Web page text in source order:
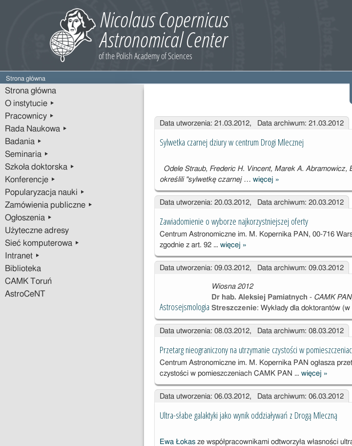
Strona główna
Strona główna
O instytucie ▸
Pracownicy ▸
Rada Naukowa ▸
Badania ▸
Seminaria ▸
Szkoła doktorska ▸
Konferencje ▸
Popularyzacja nauki ▸
Zamówienia publiczne ▸
Ogłoszenia ▸
Użyteczne adresy
Sieć komputerowa ▸
Intranet ▸
Biblioteka
CAMK Toruń
AstroCeNT
Wpisy
Data utworzenia: 21.03.2012, Data archiwum: 21.03.2012
Sylwetka czarnej dziury w centrum Drogi Mlecznej
Odele Straub, Frederic H. Vincent, Marek A. Abramowicz,
określili "sylwetkę czarnej … więcej Sylwetka
czarnej dziury
w centrum
»
Data utworzenia: 20.03.2012, Data archiwum: 20.03.2012
Zawiadomienie o wyborze najkorzystniejszej oferty
Centrum Astronomiczne im. M. Kopernika PAN, 00-716
zgodnie z art. 92 … więcej Zawiadomienie
o wyborze
najkorzystniejs
»
Data utworzenia: 09.03.2012, Data archiwum: 09.03.2012
Astrosejsmologia
Wiosna 2012
Dr hab. Aleksiej Pamiatnych - CAMK
Streszczenie: Wykłady dla doktorantów (w
Data utworzenia: 08.03.2012, Data archiwum: 08.03.2012
Przetarg nieograniczony na utrzymanie czystości w
Centrum Astronomiczne im. M. Kopernika PAN ogłasza
czystości w pomieszczeniach CAMK PAN … więcej Przetarg
na
w
»
Data utworzenia: 06.03.2012, Data archiwum: 06.03.2012
Ultra-słabe galaktyki jako wynik oddziaływań z Drogą Mleczną
Ewa Łokasze współpracownikami odtworzyła własności